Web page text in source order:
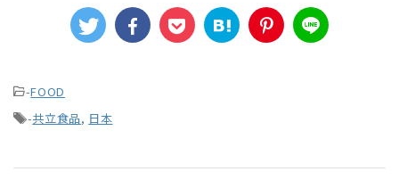
-FOOD
-共立食品, 日本